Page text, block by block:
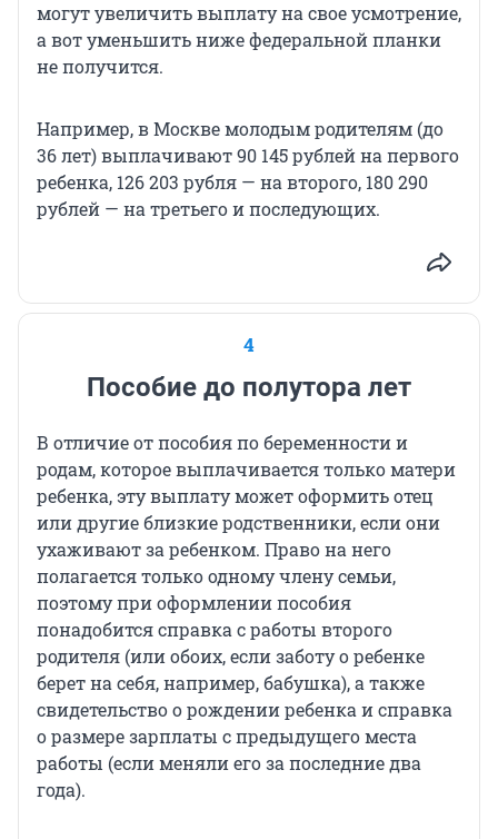
могут увеличить выплату на свое усмотрение,
а вот уменьшить ниже федеральной планки
не получится.
Например, в Москве молодым родителям (до
36 лет) выплачивают 90 145 рублей на первого
ребенка, 126 203 рубля — на второго, 180 290
рублей — на третьего и последующих.
4
Пособие до полутора лет
В отличие от пособия по беременности и
родам, которое выплачивается только матери
ребенка, эту выплату может оформить отец
или другие близкие родственники, если они
ухаживают за ребенком. Право на него
полагается только одному члену семьи,
поэтому при оформлении пособия
понадобится справка с работы второго
родителя (или обоих, если заботу о ребенке
берет на себя, например, бабушка), а также
свидетельство о рождении ребенка и справка
о размере зарплаты с предыдущего места
работы (если меняли его за последние два
года).